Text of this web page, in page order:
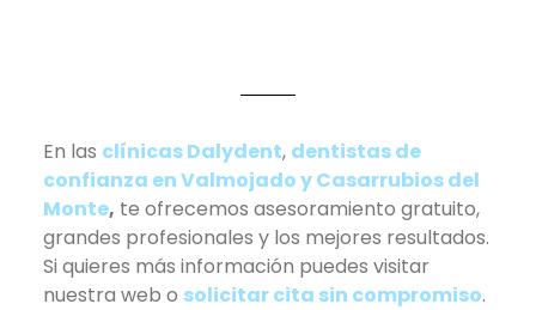
En las clínicas Dalydent, dentistas de
confianza en Valmojado y Casarrubios del
Monte, te ofrecemos asesoramiento gratuito,
grandes profesionales y los mejores resultados.
Si quieres más información puedes visitar
nuestra web o solicitar cita sin compromiso.